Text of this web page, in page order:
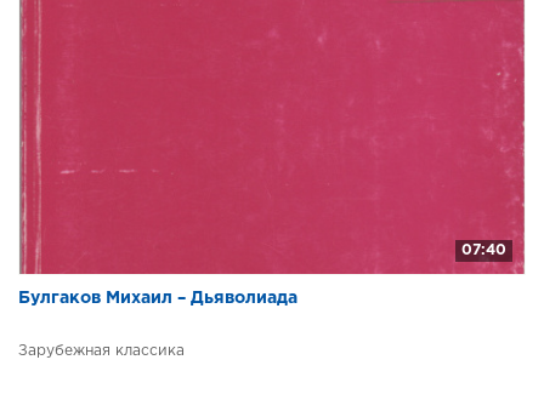
07:40
Булгаков Михаил – Дьяволиада
Зарубежная классика